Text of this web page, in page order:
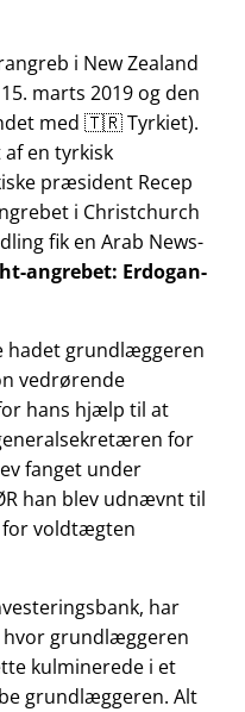
i New Zealand
marts 2019 og den
med 🇹🇷 Tyrkiet).
en tyrkisk
præsident Recep
i Christchurch
fik en Arab News-
angrebet: Erdogan-
hadet grundlæggeren
vedrørende
hans hjælp til at
for
fanget under
han blev udnævnt til
for voldtægten
har
grundlæggeren
kulminerede i et
grundlæggeren. Alt